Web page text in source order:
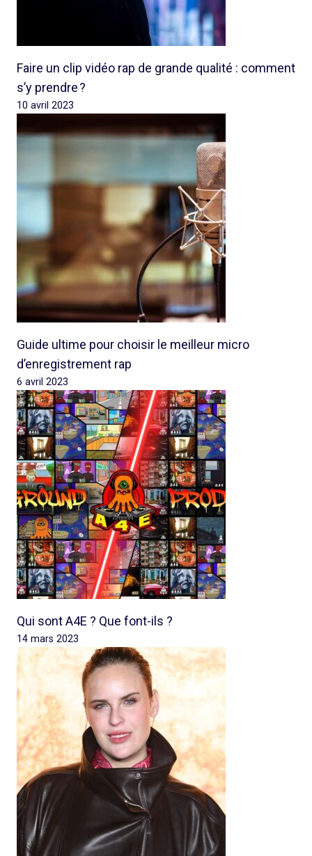
Faire un clip vidéo rap de grande qualité : comment
s’y prendre ?
10 avril 2023
Guide ultime pour choisir le meilleur micro
d’enregistrement rap
6 avril 2023
Qui sont A4E ? Que font-ils ?
14 mars 2023